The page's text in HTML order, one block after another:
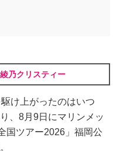
乃クリスティー
け上がったのはいつ
、8月9日にマリンメッ
国ツアー2026」福岡公